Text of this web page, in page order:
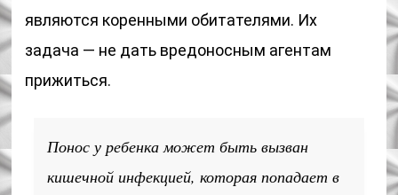
являются коренными обитателями. Их
задача — не дать вредоносным агентам
прижиться.
Понос у ребенка может быть вызван
кишечной инфекцией, которая попадает в